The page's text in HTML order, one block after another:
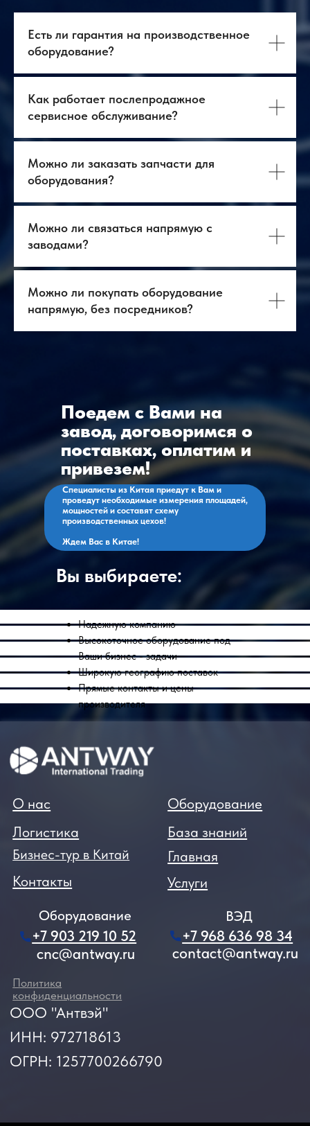
Есть ли гарантия на производственное
оборудование?
Как работает послепродажное
сервисное обслуживание?
Можно ли заказать запчасти для
оборудования?
Можно ли связаться напрямую с
заводами?
Можно ли покупать оборудование
напрямую, без посредников?
Вы выбираете:
Поедем с Вами на
завод, договоримся о
поставках, оплатим и
привезем!
Специалисты из Китая приедут к Вам и
проведут необходимые измерения площадей,
мощностей и составят схему
производственных цехов!
Ждем Вас в Китае!
Надежную компанию
Высокоточное оборудование под
Ваши бизнес - задачи
Широкую географию поставок
Прямые контакты и цены
производителя
Политика
О нас
Логистика
Бизнес-тур в Китай
Контакты
База знаний
Главная
Оборудование ВЭД
contact@antway.ru
cnc@antway.ru
ООО "Антвэй"